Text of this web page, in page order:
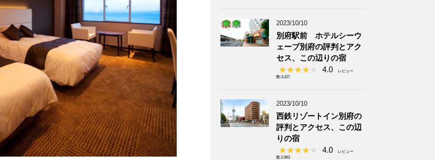
2023/10/10
別府駅前 ホテルシーウ
ェーブ別府の評判とアク
セス、この辺りの宿
4.0
レビュー
数:3,227
2023/10/10
西鉄リゾートイン別府の
評判とアクセス、この辺
りの宿
4.0
レビュー
数:2,963